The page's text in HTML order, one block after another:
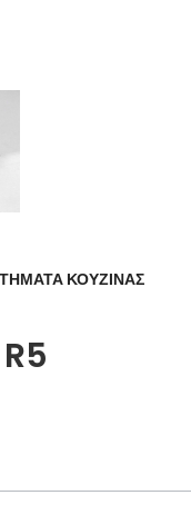
ΚΟΥΖΙΝΑΣ